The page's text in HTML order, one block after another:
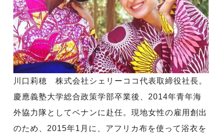
川口莉穂 株式会社シェリーココ代表取締役社長。
慶應義塾大学総合政策学部卒業後、2014年青年海
外協力隊としてベナンに赴任。現地女性の雇用創出
のため、2015年1月に、アフリカ布を使って浴衣を